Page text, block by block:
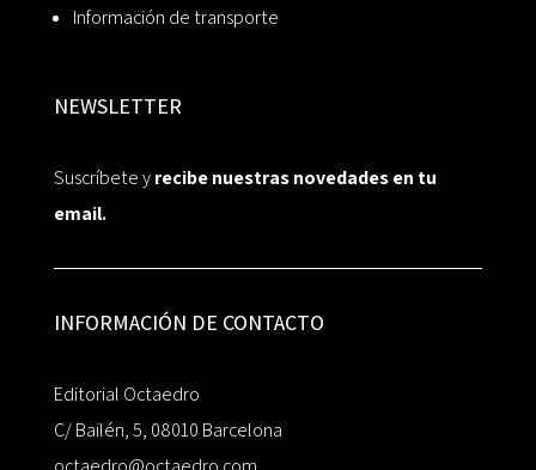
Información de transporte
NEWSLETTER
Suscríbete yrecibe nuestras novedades en tu
email.
INFORMACIÓN DE CONTACTO
Editorial Octaedro
C/ Bailén, 5, 08010 Barcelona